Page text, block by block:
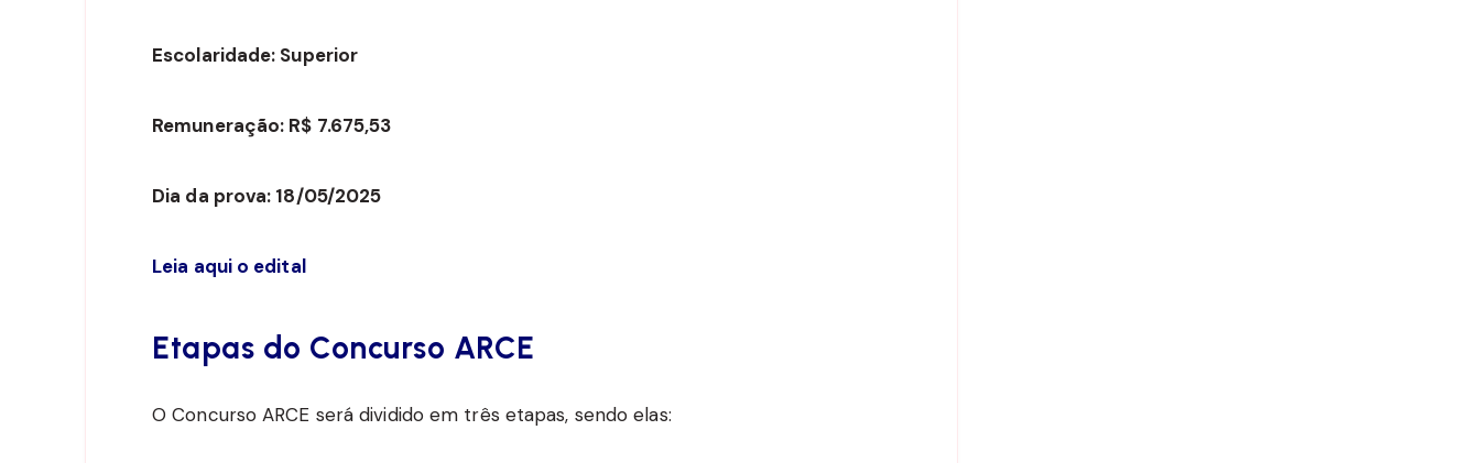
Escolaridade: Superior
Remuneração: R$ 7.675,53
Dia da prova: 18/05/2025
Leia aqui o edital
Etapas do Concurso ARCE
O Concurso ARCE será dividido em três etapas, sendo elas: